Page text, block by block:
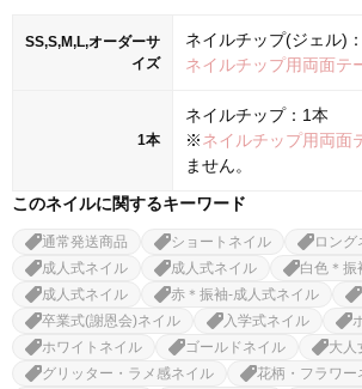
SS,S,M,L,オーダーサ
イズ
ネイルチップ(ジェル)
ネイルチップ用両面テ
1本
ネイルチップ：1本
※ネイルチップ用両面
ません。
このネイルに関するキーワード
通常発送商品 ショートネイル
ロング
成人式ネイル
成人式ネイル
白色＊振
成人式ネイル
赤＊振袖-成人式ネイル
卒業式(謝恩会)ネイル
入学式ネイル
ホワイトネイル
ゴールドネイル
大人
グリッター・ラメ感ネイル
花柄・フラワー